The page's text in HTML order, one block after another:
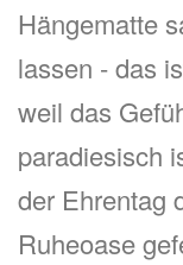
Hängematte
lassen - das
weil das
paradiesisch
der Ehrentag
Ruheoase